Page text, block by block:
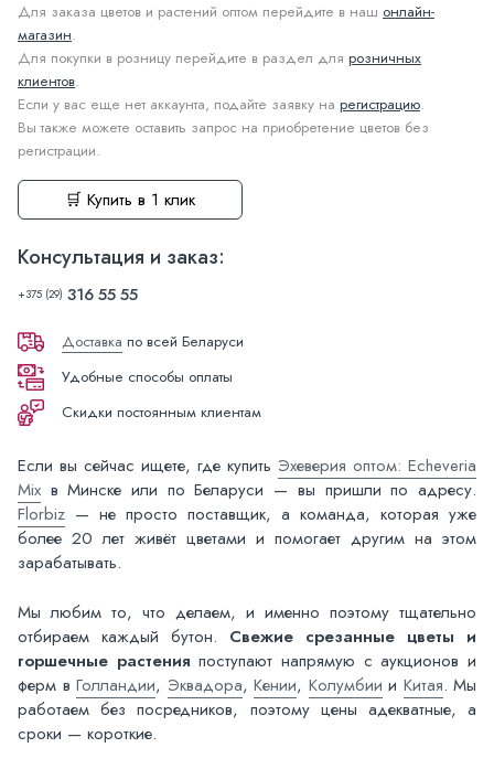
Для заказа цветов и растений оптом перейдите в наш онлайн-
магазин.
Для покупки в розницу перейдите в раздел для розничных
клиентов.
Если у вас еще нет аккаунта, подайте заявку на регистрацию.
Вы также можете оставить запрос на приобретение цветов без
регистрации.
🛒 Купить в 1 клик
Консультация и заказ:
+375 (29) 316 55 55
Доставка по всей Беларуси
Удобные способы оплаты
Скидки постоянным клиентам
Если вы сейчас ищете, где купить Эхеверия оптом: Echeveria
Mix в Минске или по Беларуси — вы пришли по адресу.
Florbiz — не просто поставщик, а команда, которая уже
более 20 лет живёт цветами и помогает другим на этом
зарабатывать.
Мы любим то, что делаем, и именно поэтому тщательно
отбираем каждый бутон. Свежие срезанные цветы и
горшечные растения поступают напрямую с аукционов и
ферм в Голландии, Эквадора, Кении, Колумбии и Китая. Мы
работаем без посредников, поэтому цены адекватные, а
сроки — короткие.